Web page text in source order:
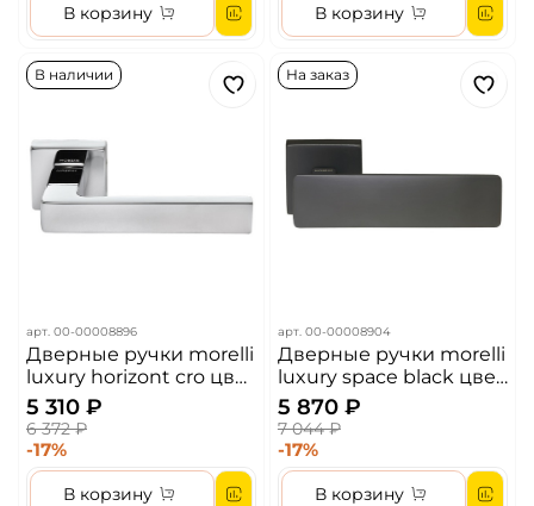
В корзину В корзину
В наличии
арт. 00-00008896
Дверные ручки morelli
luxury horizont cro цвет
- хром
5 310 ₽
6 372 ₽
-17%
В корзину
На заказ
арт. 00-00008904
Дверные ручки morelli
luxury space black цвет
- матовая черная
бронза
5 870 ₽
7 044 ₽
-17%
В корзину